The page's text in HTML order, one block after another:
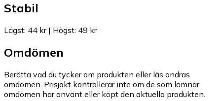
Stabil
Lägst: 44 kr| Högst: 49 kr
Omdömen
Berätta vad du tycker om produkten eller läs andras
omdömen. Prisjakt kontrollerar inte om de som lämnar
omdömen har använt eller köpt den aktuella produkten.